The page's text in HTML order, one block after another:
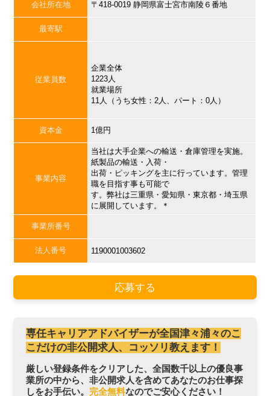
会社所在地 〒418-0019 静岡県富士宮市南陵６番地
最寄駅
従業員数
企業全体
1223人
就業場所
11人（うち女性：2人、パート：0人）
資本金 1億円
事業内容
当社は大手企業への輸送・倉庫管理を実施。
紙製品の輸送・入荷・
出荷・ピッキングを主に行っています。管理
職を目指す事も可能で
す。弊社は三重県・愛知県・東京都・埼玉県
に展開しています。＊
事業所番号
法人番号 1190001003602
応募する
専任キャリアアドバイザーが全国津々浦々のこ
こだけの非公開求人、コッソリ教えます！
厳しい登録条件をクリアした、全国数千以上の優良事
業所の中から、非公開求人を含めてあなたのお仕事探
しをお手伝い。 完全無料なのでご安心ください！